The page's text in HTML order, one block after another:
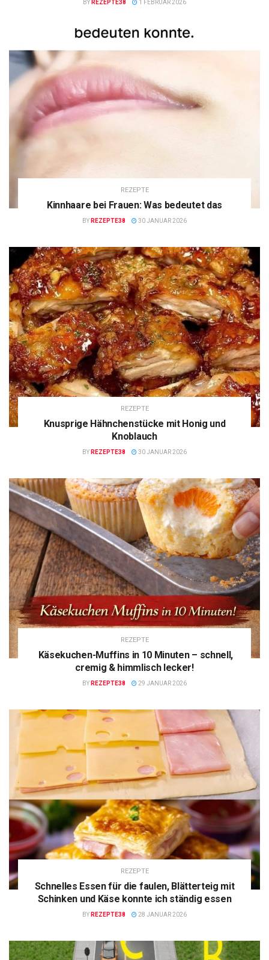
BY REZEPTE38 1 FEBRUAR 2026
REZEPTE
Kinnhaare bei Frauen: Was bedeutet das
BY REZEPTE38 30 JANUAR 2026
REZEPTE
Knusprige Hähnchenstücke mit Honig und
Knoblauch
BY REZEPTE38 30 JANUAR 2026
REZEPTE
Käsekuchen-Muffins in 10 Minuten – schnell,
cremig & himmlisch lecker!
BY REZEPTE38 29 JANUAR 2026
REZEPTE
Schnelles Essen für die faulen, Blätterteig mit
Schinken und Käse konnte ich ständig essen
BY REZEPTE38 28 JANUAR 2026